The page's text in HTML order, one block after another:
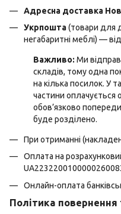
Адресна доставка
Укрпошта(товари для
негабаритні меблі) —
Важливо: Ми
складів, тому одна
на кілька посилок. У
частини
обов’язково
буде розділено.
При отриманні
Оплата на
Онлайн-оплата
Політика повернення